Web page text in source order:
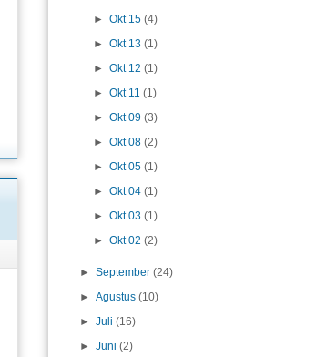
► Okt 15 (4)
► Okt 13 (1)
► Okt 12 (1)
► Okt 11 (1)
► Okt 09 (3)
► Okt 08 (2)
► Okt 05 (1)
► Okt 04 (1)
► Okt 03 (1)
► Okt 02 (2)
►September (24)
►Agustus (10)
►Juli (16)
►Juni (2)